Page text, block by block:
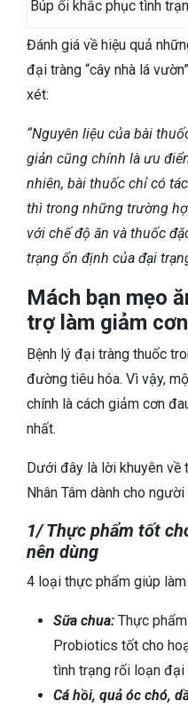
Búp ổi khắc phục tình
Đánh giá về hiệu quả
đại tràng “cây nhà lá
xét:
“Nguyên liệu của bài
giản cũng chính là ưu
nhiên, bài thuốc chỉ có
thì trong những trường
với chế độ ăn và thuốc
trạng ổn định của đại
Mách bạn mẹo
trợ làm giảm
Bệnh lý đại tràng thuốc
đường tiêu hóa. Vì vậy,
chính là cách giảm cơn
nhất.
Dưới đây là lời khuyên về
Nhân Tâm dành cho
1/ Thực phẩm tốt
nên dùng
4 loại thực phẩm giúp
Sữa chua: Thực
Probiotics tốt cho
tình trạng rối loạn đại
Cá hồi, quả óc chó,